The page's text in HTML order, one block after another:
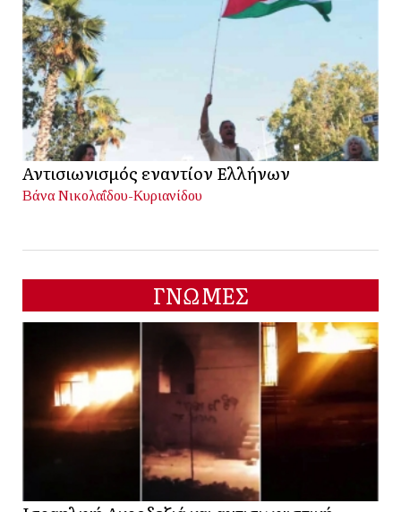
Αντισιωνισμός εναντίον Ελλήνων
Βάνα Νικολαΐδου-Κυριανίδου
ΓΝΩΜΕΣ